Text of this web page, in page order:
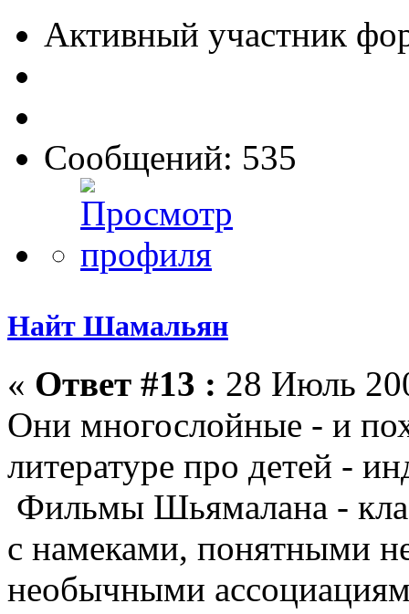
Активный участник
Сообщений: 535
Найт Шамальян
« Ответ #13 : 28 Июль
Они многослойные - и
литературе про детей -
Фильмы Шьямалана -
с намеками, понятными
необычными